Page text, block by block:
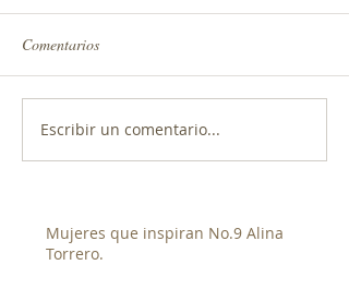
Comentarios
Escribir un comentario...
Mujeres que inspiran No.9 Alina
Torrero.